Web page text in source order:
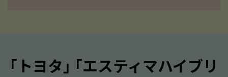
｢トヨタ｣ ｢エスティマハイブリ